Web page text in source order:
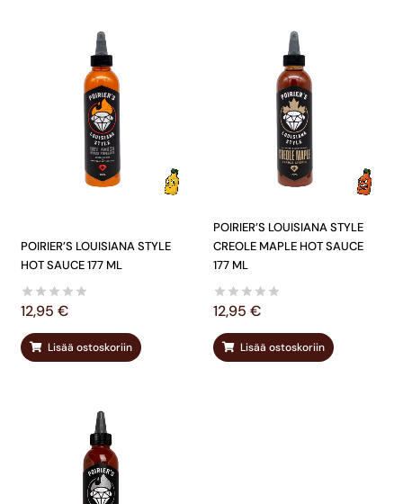
POIRIER’S LOUISIANA STYLE
HOT SAUCE 177 ML
12,95 €
Lisää ostoskoriin
POIRIER’S LOUISIANA STYLE
CREOLE MAPLE HOT SAUCE
177 ML
12,95 €
Lisää ostoskoriin